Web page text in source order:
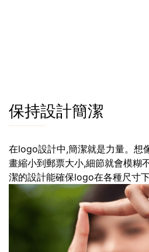
保持設計簡潔
在logo設計中,簡潔就是力量。想
畫縮小到郵票大小,細節就會模糊
潔的設計能確保logo在各種尺寸